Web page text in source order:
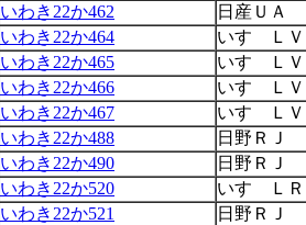
いわき22か462
日産ＵＡ
いわき22か464
いすゞＬＶ
いわき22か465
いすゞＬＶ
いわき22か466
いすゞＬＶ
いわき22か467
いすゞＬＶ
いわき22か488
日野ＲＪ
いわき22か490
日野ＲＪ
いわき22か520
いすゞＬＲ
いわき22か521
日野ＲＪ